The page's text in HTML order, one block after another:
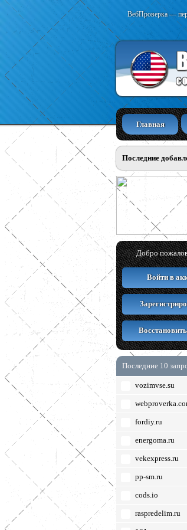
ВебПроверка —
Главная
Последние
Добро
Войти в
Последние 10
vozimvse.su
fordiy.ru
energoma.ru
vekexpress.ru
pp-sm.ru
cods.io
raspredelim.ru